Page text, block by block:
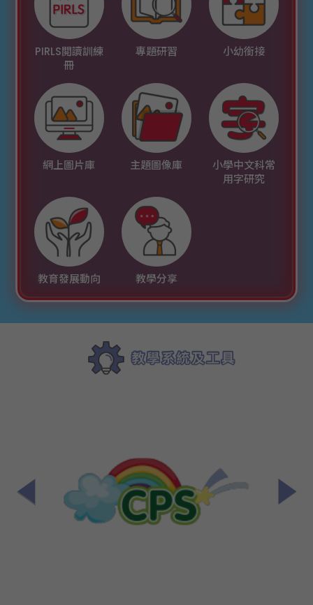
PIRLS閲讀訓練
冊
專題研習 小幼銜接
網上圖片庫 主題圖像庫
小學中文科常
用字研究
教育發展動向 教學分享